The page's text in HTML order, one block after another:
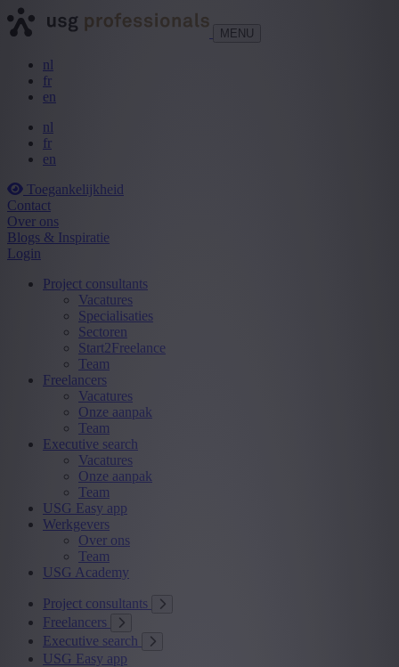
MENU
nl
fr
en
nl
fr
en
Toegankelijkheid
Contact
Over ons
Blogs & Inspiratie
Login
Project consultants
Vacatures
Specialisaties
Sectoren
Start2Freelance
Team
Freelancers
Vacatures
Onze aanpak
Team
Executive search
Vacatures
Onze aanpak
Team
USG Easy app
Werkgevers
Over ons
Team
USG Academy
Project consultants
Freelancers
Executive search
USG Easy app